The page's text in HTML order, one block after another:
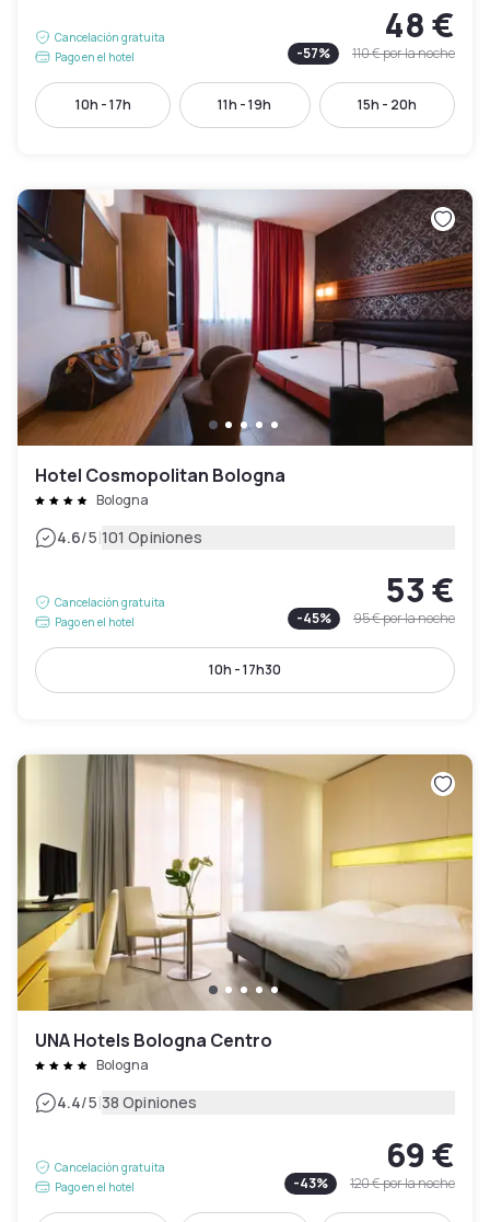
Cancelación gratuita
Pago en el hotel
48 €
-57% 110 €por la noche
10h - 17h 11h - 19h 15h - 20h
Hotel Cosmopolitan Bologna
Bologna
4.6/5|101 Opiniones
Cancelación gratuita
Pago en el hotel
53 €
-45% 95 €por la noche
10h - 17h30
UNA Hotels Bologna Centro
Bologna
4.4/5|38 Opiniones
Cancelación gratuita
Pago en el hotel
69 €
-43% 120 €por la noche